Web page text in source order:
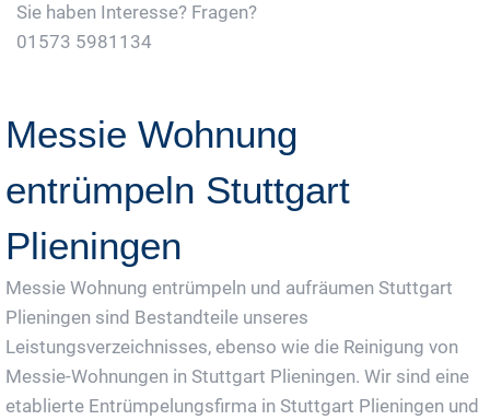
Sie haben Interesse? Fragen?
01573 5981134
Messie Wohnung
entrümpeln Stuttgart
Plieningen
Messie Wohnung entrümpeln und aufräumen Stuttgart
Plieningen sind Bestandteile unseres
Leistungsverzeichnisses, ebenso wie die Reinigung von
Messie-Wohnungen in Stuttgart Plieningen. Wir sind eine
etablierte Entrümpelungsfirma in Stuttgart Plieningen und